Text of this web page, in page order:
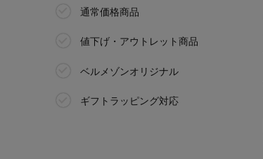
通常価格商品
値下げ・アウトレット商品
ベルメゾンオリジナル
ギフトラッピング対応